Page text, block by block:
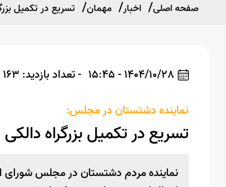
صفحه اصلی اخبار مهمان تسریع در تکمیل
1404/10/28 - 15:45 - تعداد بازدید: 163
نماینده دشتستان در مجلس:
تسریع در تکمیل بزرگراه
نماینده مردم دشتستان در مجلس شورای